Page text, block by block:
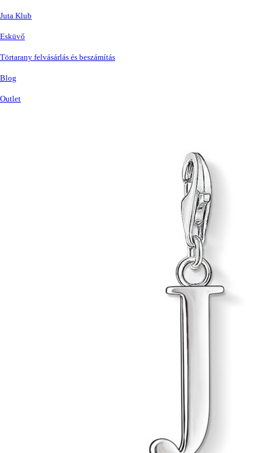
Juta Klub
Esküvő
Törtarany felvásárlás és beszámítás
Blog
Outlet